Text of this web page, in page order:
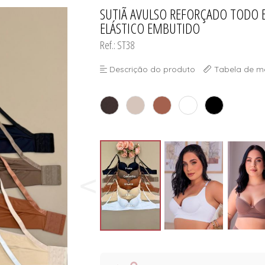
TODOS DE MODA
TODOS DE
TODOS DE
TODOS DE
SUTIÃ AVULSO REFORÇADO
ELÁSTICO EMBUTIDO
Ref.: ST38
Descrição do produto Tabela de